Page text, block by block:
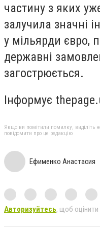
частину з яких
залучила значні
у мільярди євро,
державні
загострюється.
Інформує
Якщо ви помітили помилку, виділіть
повідомити про це редакцію
Ефименко Анастасия
Авторизуйтесь, щоб оцінити